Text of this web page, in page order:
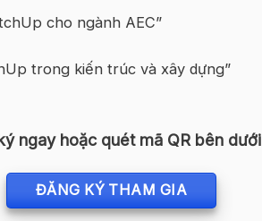
cho ngành AEC”
trong kiến trúc và xây dựng”
ngay hoặc quét mã QR bên dưới
ĐĂNG KÝ THAM GIA